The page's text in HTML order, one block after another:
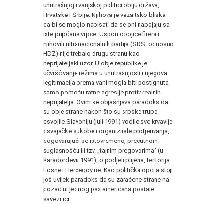
unutrašnjoj i vanjskoj politici obiju država,
Hrvatske i Srbije. Njihova je veza tako bliska
da bi se moglo napisati da se oni napajaju sa
iste pupčane vrpce. Uspon obojice firera i
njihovih ultranacionalnih partija (SDS, odnosno
HDZ) nije trebalo drugu stranu kao
neprijateljski uzor. U obje republike je
učvršćivanje režima u unutrašnjosti i njegova
legitimacija prema vani mogla biti postignuta
samo pomoću ratne agresije protiv realnih
neprijatelja. Ovim se objašnjava paradoks da
su obje strane nakon što su srpske trupe
osvojile Slavoniju (juli 1991) vodile sve krvavije
osvajačke sukobe i organizirale protjerivanja,
dogovarajući se istovremeno, prećutnom
suglasnošću ili tzv. „tajnim pregovorima“ (u
Karađorđevu 1991), o podjeli plijena, teritorija
Bosne i Hercegovine. Kao politička opcija stoji
još uvijek paradoks da su zaraćene strane na
pozadini jednog pax americana postale
saveznici.